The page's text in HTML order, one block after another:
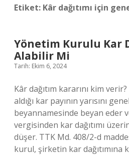
Etiket: Kâr dağıtımı için
Yönetim Kurulu Kar
Alabilir Mi
Tarih: Ekim 6, 2024
Kâr dağıtım kararını kim
aldığı kar payının yarısını
beyannamesinde beyan eder
vergisinden kar dağıtımı
düşer. TTK Md. 408/2-d
kurul, şirketin kar dağıtımına